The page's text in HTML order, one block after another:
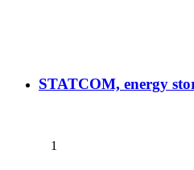
STATCOM, energy
1